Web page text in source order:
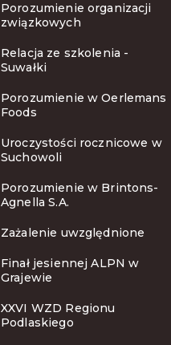
Porozumienie organizacji
związkowych
Relacja ze szkolenia -
Suwałki
Porozumienie w Oerlemans
Foods
Uroczystości rocznicowe w
Suchowoli
Porozumienie w Brintons-
Agnella S.A.
Zażalenie uwzględnione
Finał jesiennej ALPN w
Grajewie
XXVI WZD Regionu
Podlaskiego